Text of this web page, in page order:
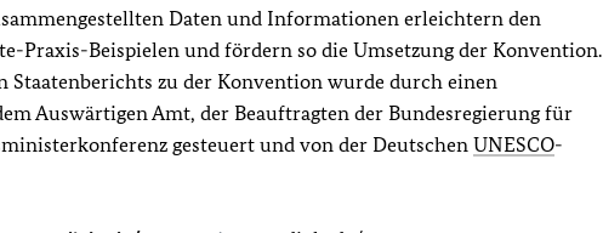
Daten und Informationen erleichtern den
Praxis-Beispielen und fördern so die Umsetzung der Konvention.
Staatenberichts zu der Konvention wurde durch einen
Auswärtigen Amt, der Beauftragten der Bundesregierung für
gesteuert und von der Deutschen UNESCO-